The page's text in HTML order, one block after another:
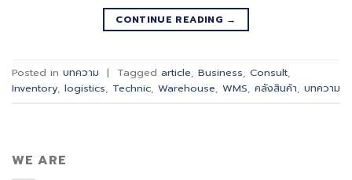
CONTINUE READING →
Posted in บทความ | Tagged article, Business, Consult,
Inventory, logistics, Technic, Warehouse, WMS, คลังสินค้า, บทความ
WE ARE